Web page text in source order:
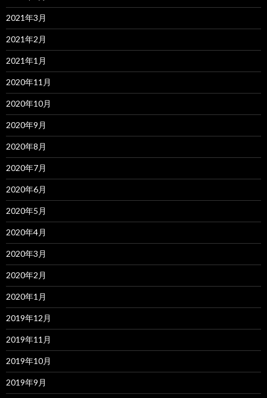
2021年3月
2021年2月
2021年1月
2020年11月
2020年10月
2020年9月
2020年8月
2020年7月
2020年6月
2020年5月
2020年4月
2020年3月
2020年2月
2020年1月
2019年12月
2019年11月
2019年10月
2019年9月